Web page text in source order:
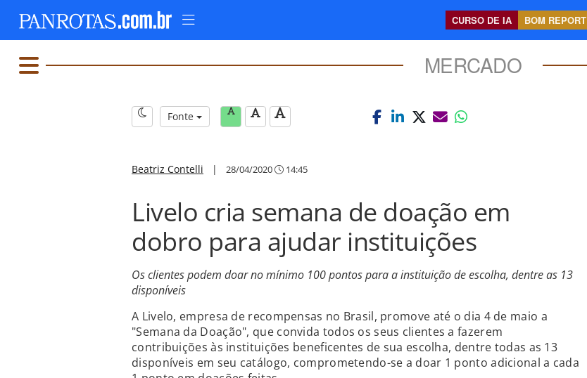
CURSO DE IA BOM REPORT
MERCADO
Fonte
Beatriz Contelli | 28/04/2020 14:45
Livelo cria semana de doação em
dobro para ajudar instituições
Os clientes podem doar no mínimo 100 pontos para a instituição de escolha, dentre as 13
disponíveis
A Livelo, empresa de recompensas no Brasil, promove até o dia 4 de maio a
"Semana da Doação", que convida todos os seus clientes a fazerem
contribuições às instituições beneficentes de sua escolha, dentre todas as 13
disponíveis em seu catálogo, comprometendo-se a doar 1 ponto adicional a cada